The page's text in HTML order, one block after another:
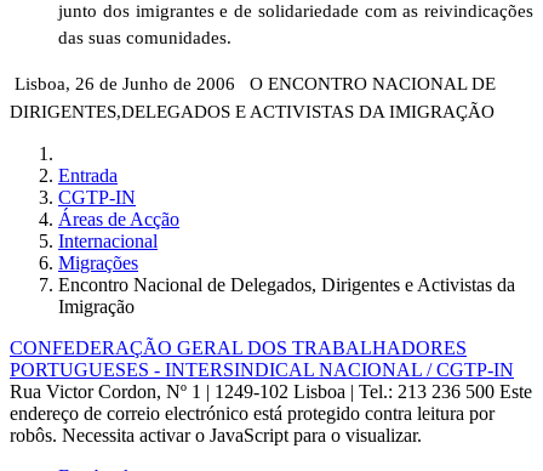
junto dos imigrantes e de solidariedade com as reivindicações
das suas comunidades.
Lisboa, 26 de Junho de 2006
O ENCONTRO NACIONAL DE
DIRIGENTES,DELEGADOS E ACTIVISTAS DA IMIGRAÇÃO
Entrada
CGTP-IN
Áreas de Acção
Internacional
Migrações
Encontro Nacional de Delegados, Dirigentes e Activistas da
Imigração
CONFEDERAÇÃO GERAL DOS TRABALHADORES
PORTUGUESES - INTERSINDICAL NACIONAL / CGTP-IN
Rua Victor Cordon, Nº 1 | 1249-102 Lisboa | Tel.: 213 236 500 Este
endereço de correio electrónico está protegido contra leitura por
robôs. Necessita activar o JavaScript para o visualizar.